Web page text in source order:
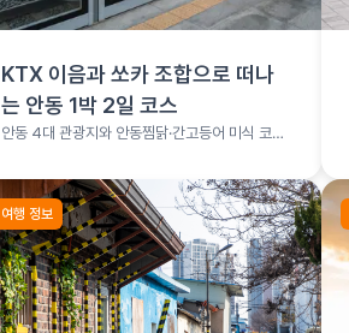
KTX 이음과 쏘카 조합으로 떠나
는 안동 1박 2일 코스
안동 4대 관광지와 안동찜닭·간고등어 미식 코스
여행 정보